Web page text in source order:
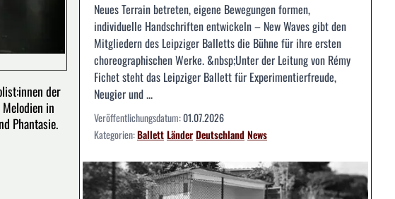
der
in
Phantasie.
Neues Terrain betreten, eigene Bewegungen formen,
individuelle Handschriften entwickeln – New Waves gibt den
Mitgliedern des Leipziger Balletts die Bühne für ihre ersten
choreographischen Werke. &nbsp;Unter der Leitung von Rémy
Fichet steht das Leipziger Ballett für Experimentierfreude,
Neugier und ...
Veröffentlichungsdatum:01.07.2026
Kategorien:BallettLänderDeutschlandNews